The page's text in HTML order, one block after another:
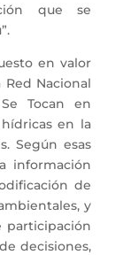
que se
en valor
Nacional
Tocan en
en la
Según esas
información
de
y
participación
decisiones,